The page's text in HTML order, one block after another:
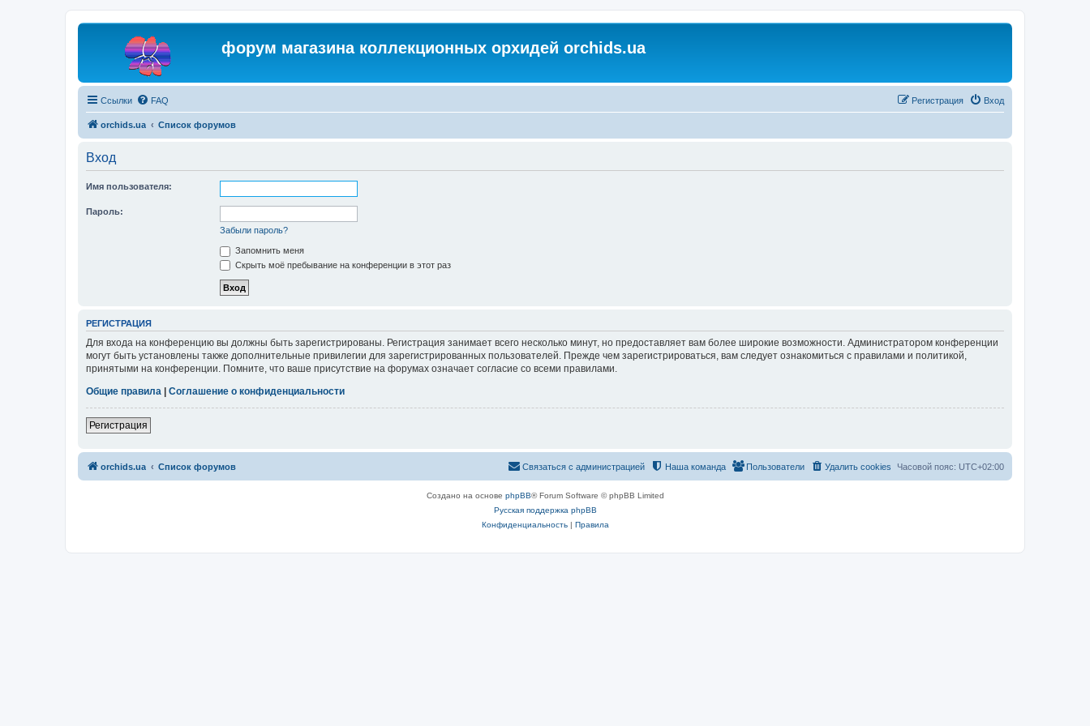
форум магазина коллекционных орхидей orchids.ua
Ссылки FAQ Вход
Регистрация
orchids.ua Список форумов
Вход
Имя пользователя:
Пароль:
Забыли пароль?
Запомнить меня
Скрыть моё пребывание на конференции в этот раз
РЕГИСТРАЦИЯ
Для входа на конференцию вы должны быть зарегистрированы. Регистрация занимает всего несколько минут, но предоставляет вам более широкие возможности. Администратором конференции
могут быть установлены также дополнительные привилегии для зарегистрированных пользователей. Прежде чем зарегистрироваться, вам следует ознакомиться с правилами и политикой,
принятыми на конференции. Помните, что ваше присутствие на форумах означает согласие со всеми правилами.
Общие правила | Соглашение о конфиденциальности
Регистрация
orchids.ua Список форумов Часовой пояс: UTC+02:00
Удалить cookies
Пользователи
Наша команда
Связаться с администрацией
Создано на основе phpBB® Forum Software © phpBB Limited
Русская поддержка phpBB
Конфиденциальность| Правила